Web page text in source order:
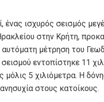
ένας ισχυρός σεισμός
στην Κρήτη,
μέτρηση του
εντοπίστηκε 11
5 χιλιόμετρα. Η
στους κατοίκους.